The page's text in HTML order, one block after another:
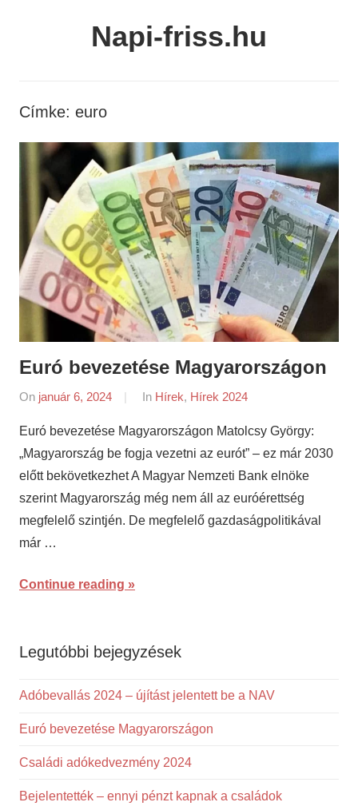
Napi-friss.hu
Címke: euro
Euró bevezetése Magyarországon
On január 6, 2024
By
In Hírek, Hírek 2024
Euró bevezetése Magyarországon Matolcsy György:
„Magyarország be fogja vezetni az eurót” – ez már 2030
előtt bekövetkezhet A Magyar Nemzeti Bank elnöke
szerint Magyarország még nem áll az euróérettség
megfelelő szintjén. De megfelelő gazdaságpolitikával
már …
Continue reading
Legutóbbi bejegyzések
Adóbevallás 2024 – újítást jelentett be a NAV
Euró bevezetése Magyarországon
Családi adókedvezmény 2024
Bejelentették – ennyi pénzt kapnak a családok